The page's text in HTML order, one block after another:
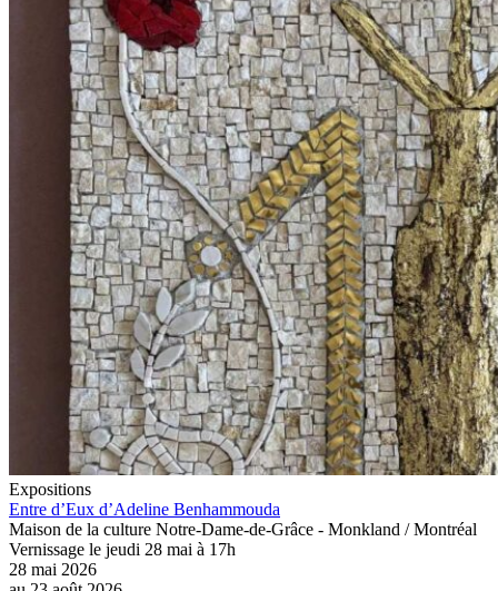
Expositions
Entre d’Eux d’Adeline Benhammouda
Maison de la culture Notre-Dame-de-Grâce - Monkland / Montréal
Vernissage le jeudi 28 mai à 17h
28 mai 2026